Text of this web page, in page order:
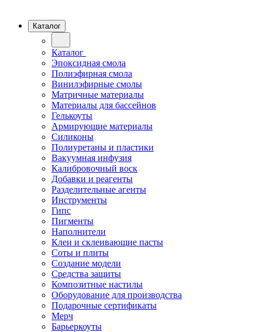
Каталог
Каталог
Эпоксидная смола
Полиэфирная смола
Винилэфирные смолы
Матричные материалы
Материалы для бассейнов
Гелькоуты
Армирующие материалы
Силиконы
Полиуретаны и пластики
Вакуумная инфузия
Калибровочный воск
Добавки и реагенты
Разделительные агенты
Инструменты
Гипс
Пигменты
Наполнители
Клеи и склеивающие пасты
Соты и плиты
Создание модели
Средства защиты
Композитные настилы
Оборудование для производства
Подарочные сертификаты
Мерч
Барьеркоуты